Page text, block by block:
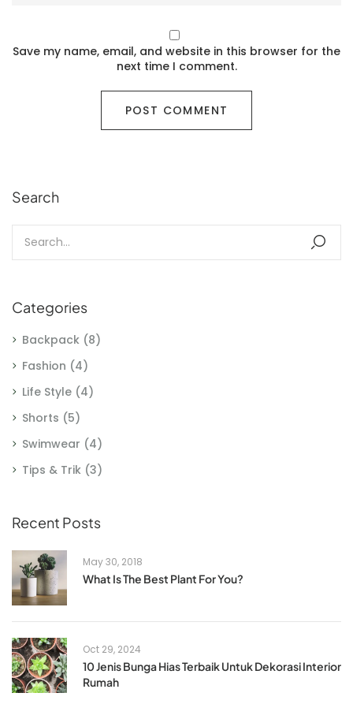
Search
Categories
Backpack (8)
Fashion (4)
Life Style (4)
Shorts (5)
Swimwear (4)
Tips & Trik (3)
Recent Posts
May 30, 2018
What Is The Best Plant For You?
Oct 29, 2024
10 Jenis Bunga Hias Terbaik Untuk Dekorasi Interior
Rumah
Save my name, email, and website in this browser for the
next time I comment.